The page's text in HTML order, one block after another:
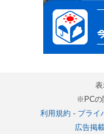
表
※PCの
利用規約 - プライ
広告掲